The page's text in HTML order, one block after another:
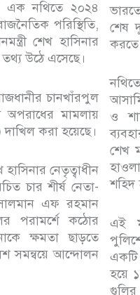
এক নথিতে ২০২৪
পরিস্থিতি,
শেখ হাসিনার
তথ্য উঠে এসেছে।
চানখাঁরপুল
অপরাধের মামলায়
করা হয়েছে।
নেতৃত্বাধীন
চার শীর্ষ নেতা-
এফ রহমান
পরামর্শে কঠোর
ক্ষমতা ছাড়তে
সমন্বয়ে আন্দোলন
শেষ
করতে
ও
শেখ
শহিদ
এই
একটি
হয়ে
গুলির